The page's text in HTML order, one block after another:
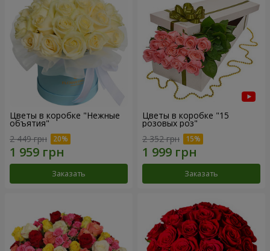
Цветы в коробке "Нежные
объятия"
2 449 грн
Заказать
Цветы в коробке "15
розовых роз"
2 352 грн
Заказать